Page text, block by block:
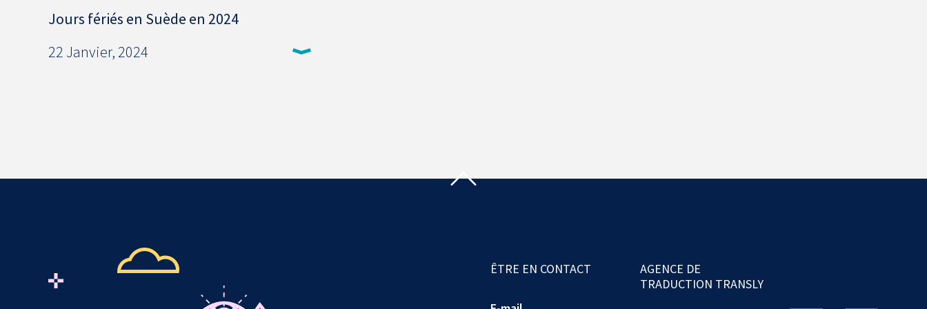
Jours fériés en Suède en 2024
22 Janvier, 2024
ÊTRE EN CONTACT
AGENCE DE
TRADUCTION TRANSLY